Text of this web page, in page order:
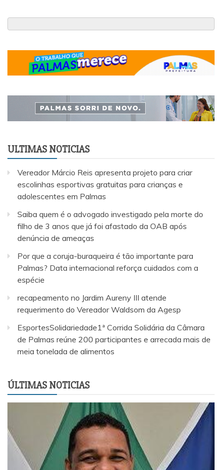
ULTIMAS NOTICIAS
Vereador Márcio Reis apresenta projeto para criar
escolinhas esportivas gratuitas para crianças e
adolescentes em Palmas
Saiba quem é o advogado investigado pela morte do
filho de 3 anos que já foi afastado da OAB após
denúncia de ameaças
Por que a coruja-buraqueira é tão importante para
Palmas? Data internacional reforça cuidados com a
espécie
recapeamento no Jardim Aureny III atende
requerimento do Vereador Waldsom da Agesp
EsportesSolidariedade1ª Corrida Solidária da Câmara
de Palmas reúne 200 participantes e arrecada mais de
meia tonelada de alimentos
ÚLTIMAS NOTICIAS